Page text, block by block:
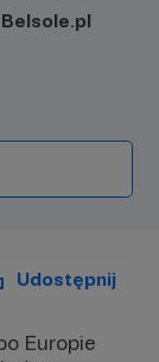
Belsole.pl
Udostępnij
Europie